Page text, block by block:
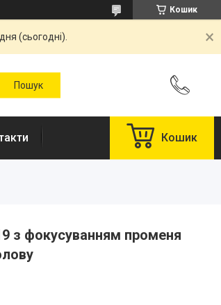
Кошик
(сьогодні).
Кошик
з фокусуванням променя